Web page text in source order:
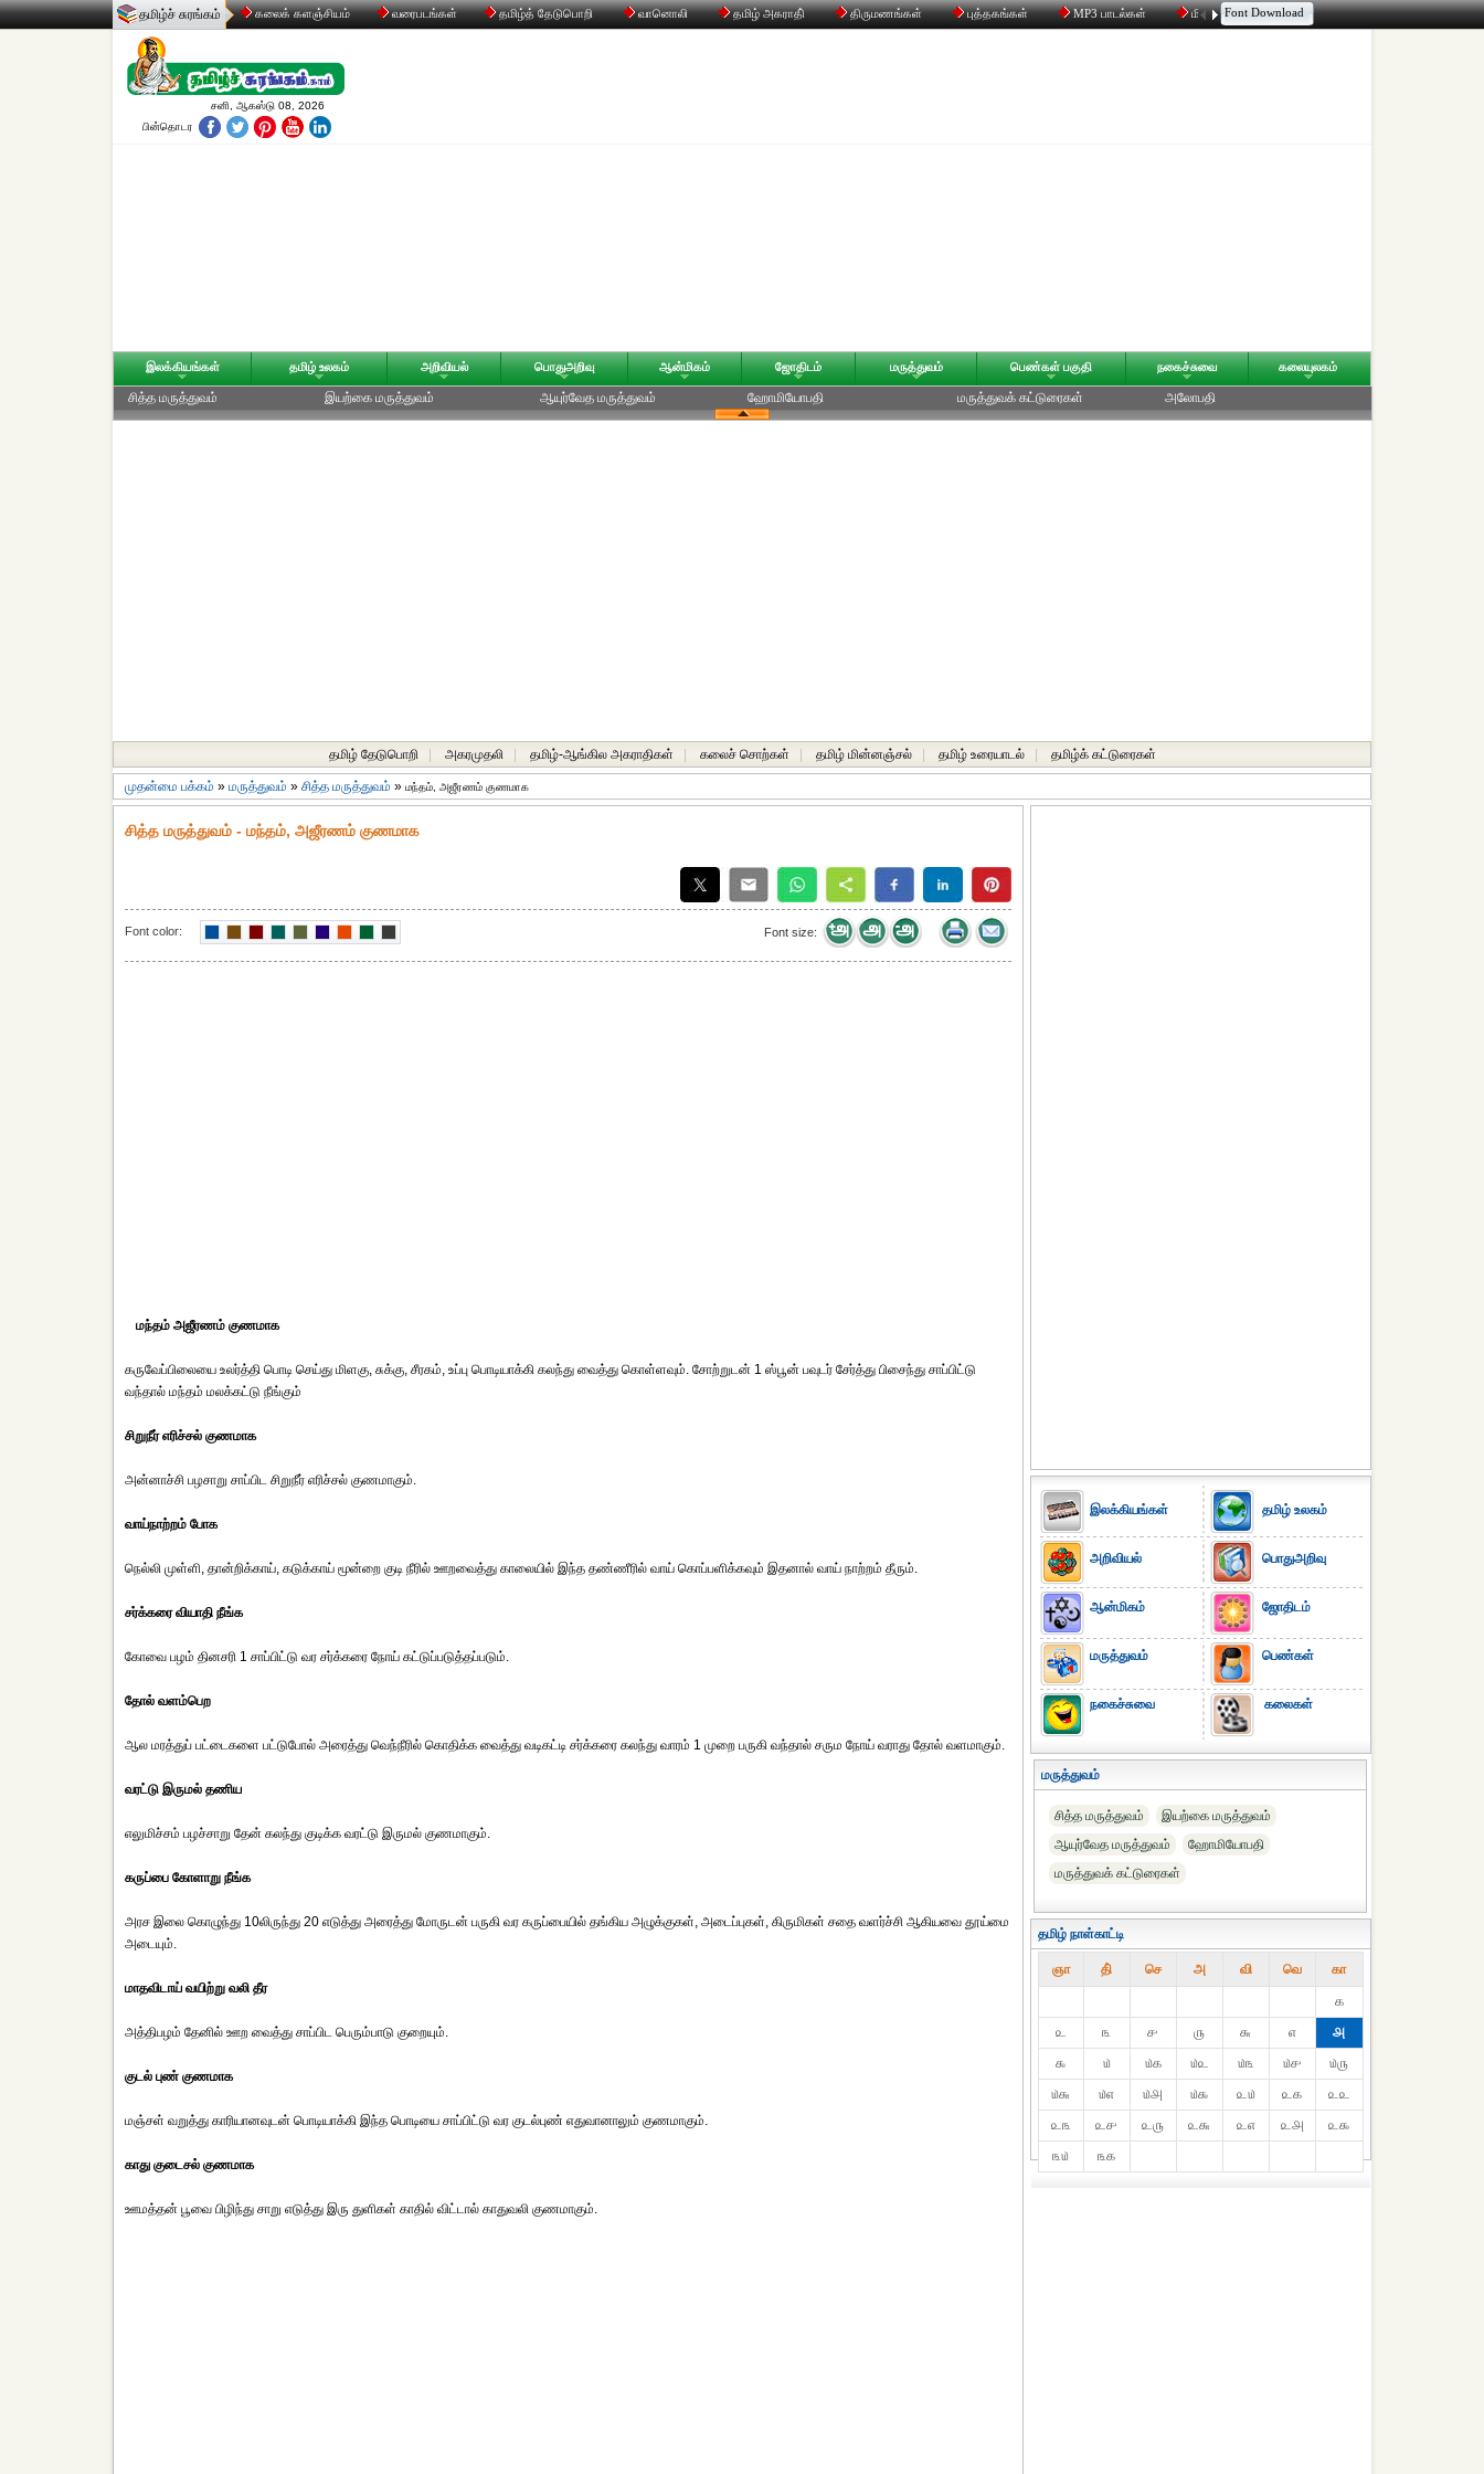
தமிழ்ச் சுரங்கம் கலைக் களஞ்சியம் வரைபடங்கள் தமிழ்த் தேடுபொறி வானொலி தமிழ் அகராதி் திருமணங்கள் புத்தகங்கள் MP3 பாடல்கள் மின்னஞ்சல் திரட்டி உரையாடல்
Font Download
சனி, ஆகஸ்டு 08, 2026
பின்தொடர
இலக்கியங்கள் தமிழ் உலகம் அறிவியல் பொதுஅறிவு ஆன்மிகம் ஜோதிடம் மருத்துவம் பெண்கள் பகுதி நகைச்சுவை கலையுலகம்
சித்த மருத்துவம் இயற்கை மருத்துவம் ஆயுர்வேத மருத்துவம் ஹோமியோபதி மருத்துவக் கட்டுரைகள் அலோபதி
தமிழ் தேடுபொறி அகரமுதலி தமிழ்-ஆங்கில அகராதிகள் கலைச் சொற்கள் தமிழ் மின்னஞ்சல் தமிழ் உரையாடல் தமிழ்க் கட்டுரைகள்
முதன்மை பக்கம் » மருத்துவம் » சித்த மருத்துவம் » மந்தம், அஜீரணம் குணமாக
சித்த மருத்துவம் - மந்தம், அஜீரணம் குணமாக
Font color: Font size:
மந்தம் அஜீரணம் குணமாக
கருவேப்பிலையை உலர்த்தி பொடி செய்து மிளகு, சுக்கு, சீரகம், உப்பு பொடியாக்கி கலந்து வைத்து கொள்ளவும். சோற்றுடன் 1 ஸ்பூன் பவுடர் சேர்த்து பிசைந்து சாப்பிட்டு
வந்தால் மந்தம் மலக்கட்டு நீங்கும்
சிறுநீர் எரிச்சல் குணமாக
அன்னாச்சி பழசாறு சாப்பிட சிறுநீர் எரிச்சல் குணமாகும்.
வாய்நாற்றம் போக
நெல்லி முள்ளி, தான்றிக்காய், கடுக்காய் மூன்றை குடி நீரில் ஊறவைத்து காலையில் இந்த தண்ணீரில் வாய் கொப்பளிக்கவும் இதனால் வாய் நாற்றம் தீரும்.
சர்க்கரை வியாதி நீங்க
கோவை பழம் தினசரி 1 சாப்பிட்டு வர சர்க்கரை நோய் கட்டுப்படுத்தப்படும்.
தோல் வளம்பெற
ஆல மரத்துப் பட்டைகளை பட்டுபோல் அரைத்து வெந்நீரில் கொதிக்க வைத்து வடிகட்டி சர்க்கரை கலந்து வாரம் 1 முறை பருகி வந்தால் சரும நோய் வராது தோல் வளமாகும்.
வரட்டு இருமல் தணிய
எலுமிச்சம் பழச்சாறு தேன் கலந்து குடிக்க வரட்டு இருமல் குணமாகும்.
கருப்பை கோளாறு நீங்க
அரச இலை கொழுந்து 10லிருந்து 20 எடுத்து அரைத்து மோருடன் பருகி வர கருப்பையில் தங்கிய அழுக்குகள், அடைப்புகள், கிருமிகள் சதை வளர்ச்சி ஆகியவை தூய்மை
அடையும்.
மாதவிடாய் வயிற்று வலி தீர
அத்திபழம் தேனில் ஊற வைத்து சாப்பிட பெரும்பாடு குறையும்.
குடல் புண் குணமாக
மஞ்சள் வறுத்து காரியானவுடன் பொடியாக்கி இந்த பொடியை சாப்பிட்டு வர குடல்புண் எதுவானாலும் குணமாகும்.
காது குடைசல் குணமாக
ஊமத்தன் பூவை பிழிந்து சாறு எடுத்து இரு துளிகள் காதில் விட்டால் காதுவலி குணமாகும்.
இலக்கியங்கள்
அறிவியல்
ஆன்மிகம்
மருத்துவம்
நகைச்சுவை
தமிழ் உலகம்
பொதுஅறிவு
ஜோதிடம்
பெண்கள்
கலைகள்
மருத்துவம்
சித்த மருத்துவம்
இயற்கை மருத்துவம்
ஆயுர்வேத மருத்துவம்
ஹோமியோபதி
மருத்துவக் கட்டுரைகள்
தமிழ் நாள்காட்டி
ஞா தி் செ அ வி வெ கா
௧
௨
௩ ௪ ௫ ௬ ௭
௮
௯
௰ ௰௧ ௰௨ ௰௩ ௰௪
௰௫
௰௬
௰௭ ௰௮ ௰௯ ௨௰ ௨௧
௨௨
௨௩
௨௪ ௨௫ ௨௬ ௨௭ ௨௮
௨௯
௩௰
௩௧